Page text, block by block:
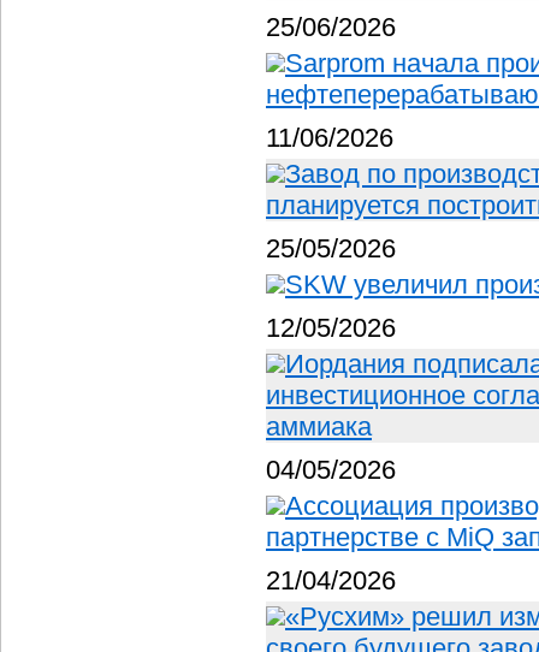
25/06/2026
Sarprom начала
11/06/2026
Завод по
планируется
25/05/2026
SKW увеличил
12/05/2026
Иордания
инвестиционное
аммиака
04/05/2026
Ассоциация
партнерстве с MiQ
21/04/2026
«Русхим» решил